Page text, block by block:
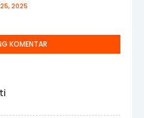
25, 2025
KOMENTAR